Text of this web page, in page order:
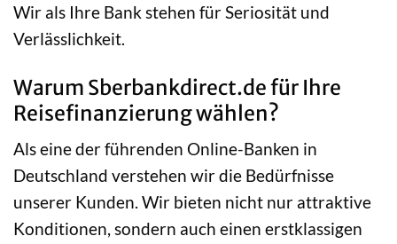
Wir als Ihre Bank stehen für Seriosität und
Verlässlichkeit.
Warum Sberbankdirect.de für Ihre
Reisefinanzierung wählen?
Als eine der führenden Online-Banken in
Deutschland verstehen wir die Bedürfnisse
unserer Kunden. Wir bieten nicht nur attraktive
Konditionen, sondern auch einen erstklassigen